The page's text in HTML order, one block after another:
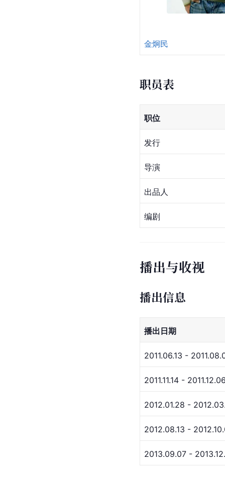
金炯民
职员表
职位
发行
导演
出品人
编剧
播出与收视
播出信息
播出日期
2011.06.13 -
2011.11.14 -
2012.01.28 -
2012.08.13 -
2013.09.07 -